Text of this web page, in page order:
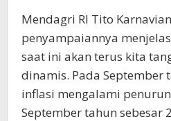
Mendagri RI Tito
penyampaiannya
saat ini akan terus kita
dinamis. Pada September
inflasi mengalami
September tahun sebesar